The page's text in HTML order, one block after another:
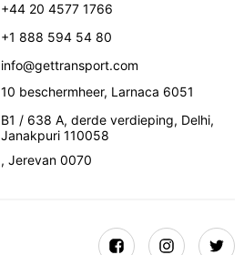
+44 20 4577 1766
+1 888 594 54 80
info@gettransport.com
10 beschermheer, Larnaca 6051
B1 / 638 A, derde verdieping, Delhi,
Janakpuri 110058
,Jerevan 0070